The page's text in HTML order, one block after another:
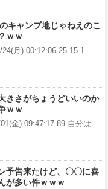
キャンプ地じゃねえのこ
ｗｗ
月) 00:12:06.25 15-1 …
きさがちょうどいいのか
ｗｗ
金) 09:47:17.89 自分は …
予告来たけど、〇〇に喜
が多い件ｗｗｗ